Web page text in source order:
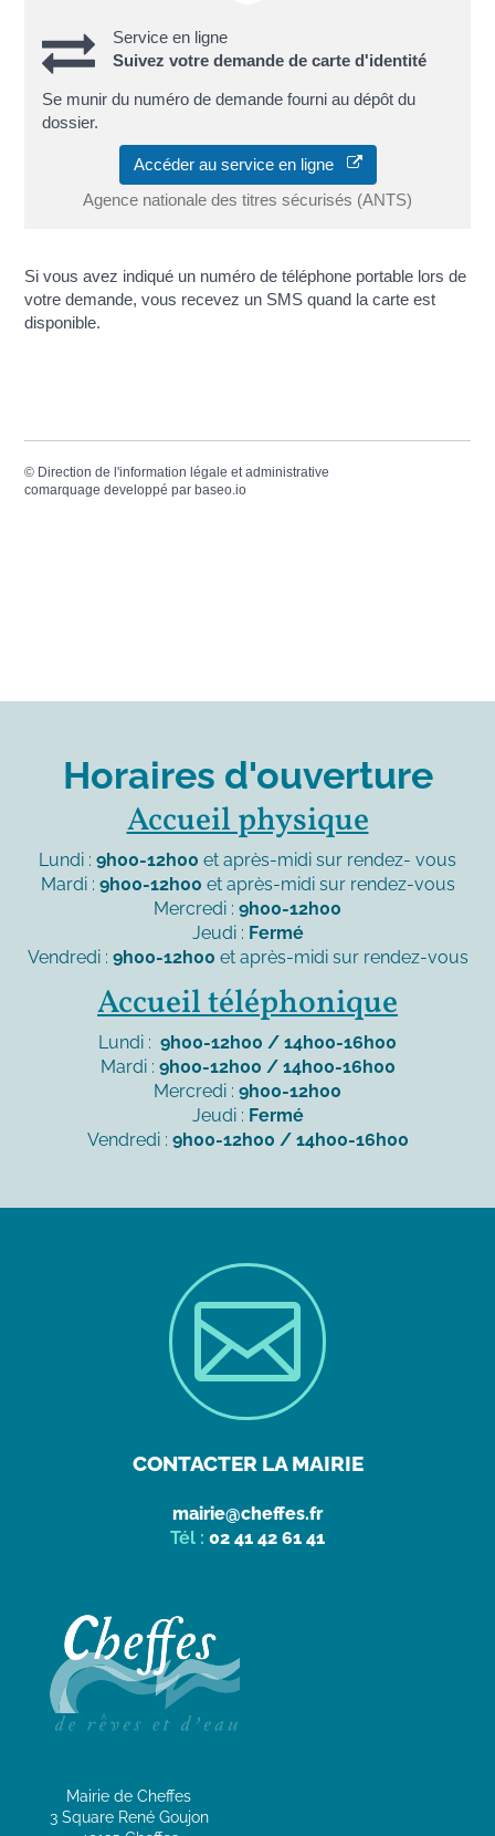
Service en ligne
Suivez votre demande de carte d'identité
Se munir du numéro de demande fourni au dépôt du
dossier.
Accéder au service en ligne
Agence nationale des titres sécurisés (ANTS)
Si vous avez indiqué un numéro de téléphone portable lors de
votre demande, vous recevez un SMS quand la carte est
disponible.
© Direction de l'information légale et administrative
comarquage developpé par baseo.io
Horaires d'ouverture
Accueil physique
Lundi : 9h00-12h00 et après-midi sur rendez- vous
Mardi : 9h00-12h00 et après-midi sur rendez-vous
Mercredi : 9h00-12h00
Jeudi : Fermé
Vendredi : 9h00-12h00 et après-midi sur rendez-vous
Accueil téléphonique
Lundi : 9h00-12h00 / 14h00-16h00
Mardi : 9h00-12h00 / 14h00-16h00
Mercredi : 9h00-12h00
Jeudi : Fermé
Vendredi : 9h00-12h00 / 14h00-16h00

CONTACTER LA MAIRIE
mairie@cheffes.fr
Tél : 02 41 42 61 41
Mairie de Cheffes
3 Square René Goujon